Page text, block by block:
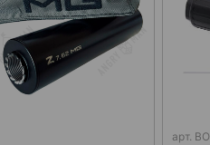
арт.